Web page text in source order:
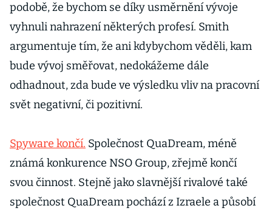
podobě, že bychom se díky usměrnění vývoje
vyhnuli nahrazení některých profesí. Smith
argumentuje tím, že ani kdybychom věděli, kam
bude vývoj směřovat, nedokážeme dále
odhadnout, zda bude ve výsledku vliv na pracovní
svět negativní, či pozitivní.
Spyware končí. Společnost QuaDream, méně
známá konkurence NSO Group, zřejmě končí
svou činnost. Stejně jako slavnější rivalové také
společnost QuaDream pochází z Izraele a působí